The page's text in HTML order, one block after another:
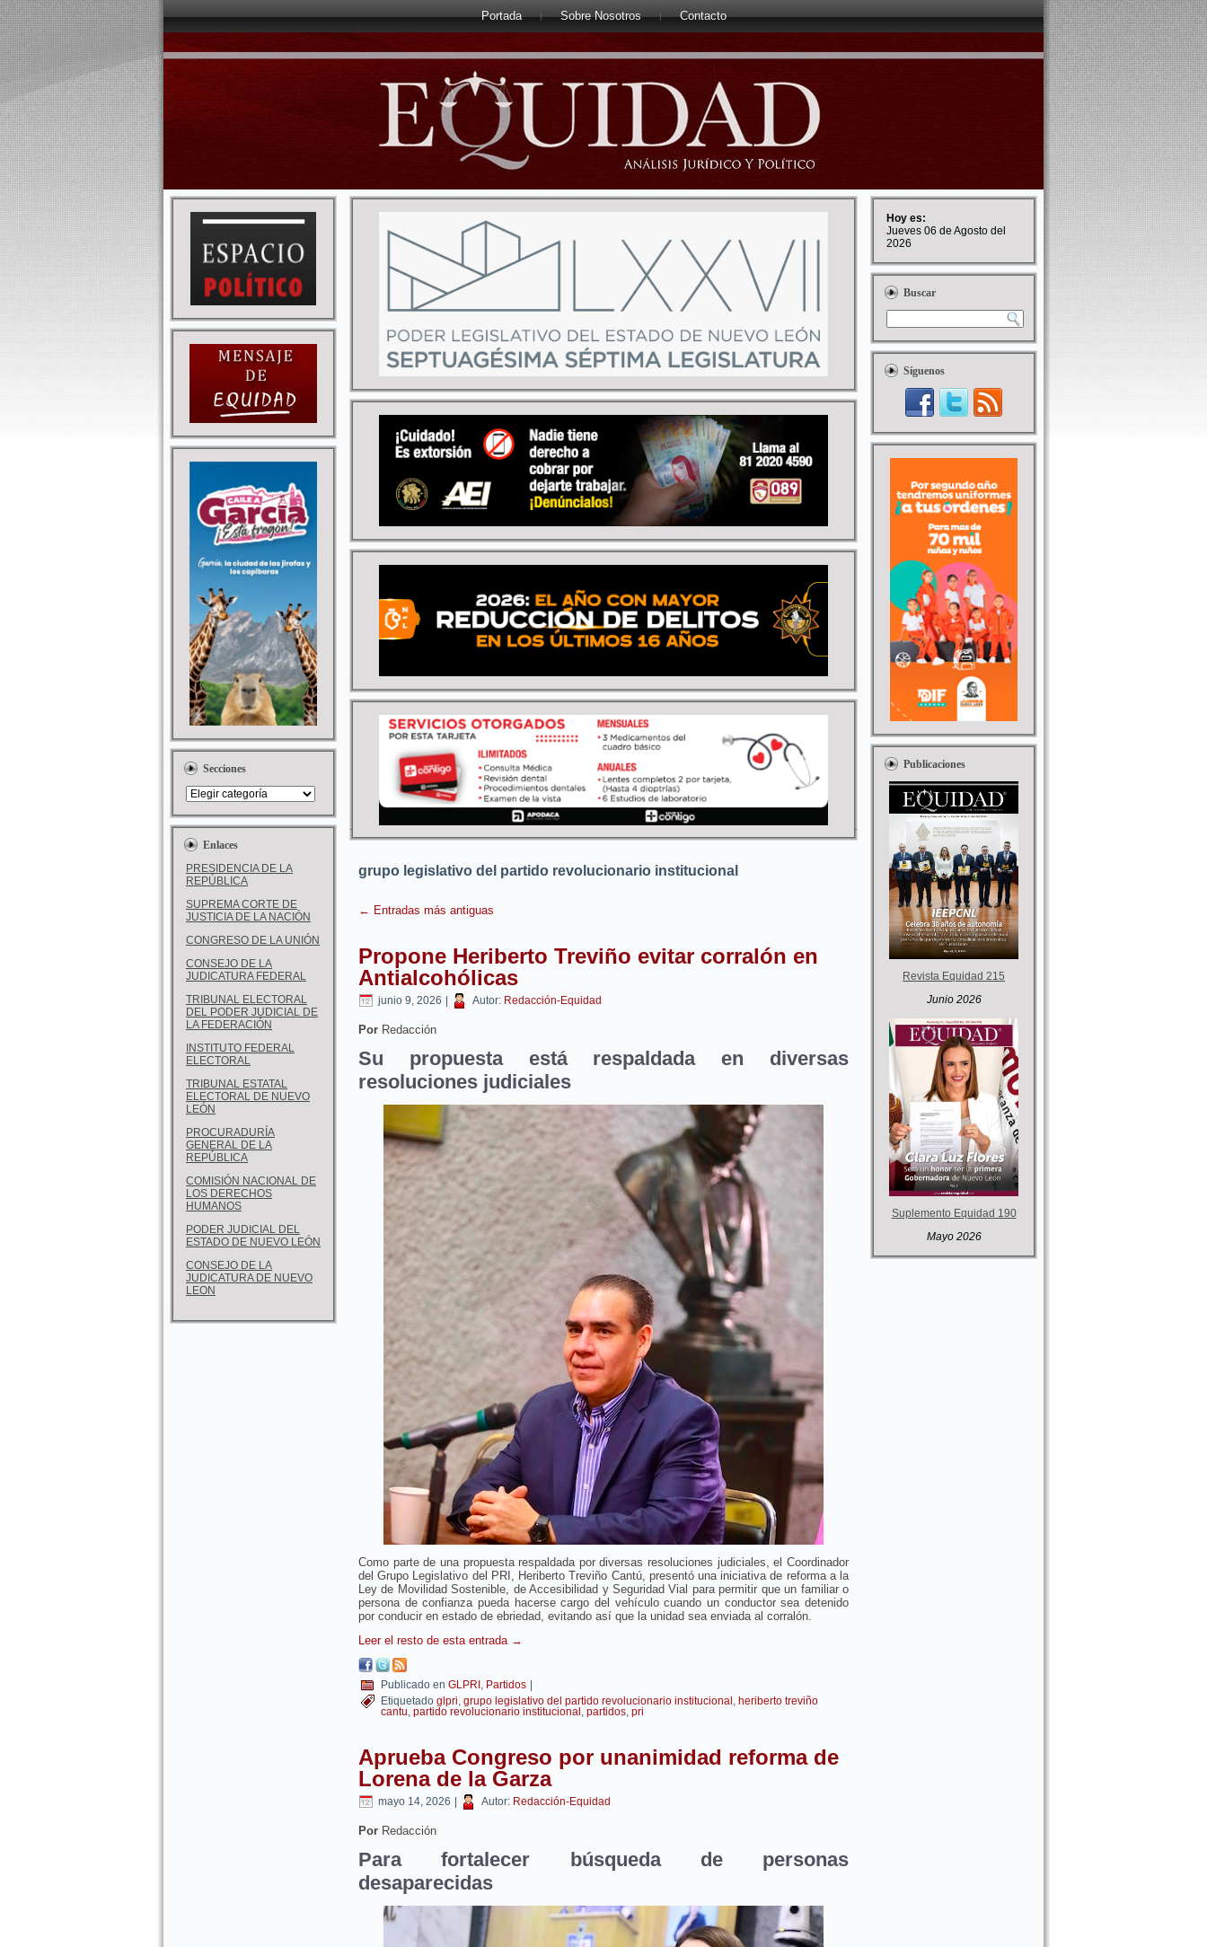
Portada Sobre Nosotros Contacto
Secciones
Enlaces
PRESIDENCIA DE LA
REPÚBLICA
SUPREMA CORTE DE
JUSTICIA DE LA NACIÓN
CONGRESO DE LA UNIÓN
CONSEJO DE LA
JUDICATURA FEDERAL
TRIBUNAL ELECTORAL
DEL PODER JUDICIAL DE
LA FEDERACIÓN
INSTITUTO FEDERAL
ELECTORAL
TRIBUNAL ESTATAL
ELECTORAL DE NUEVO
LEÓN
PROCURADURÍA
GENERAL DE LA
REPÚBLICA
COMISIÓN NACIONAL DE
LOS DERECHOS
HUMANOS
PODER JUDICIAL DEL
ESTADO DE NUEVO LEÓN
CONSEJO DE LA
JUDICATURA DE NUEVO
LEON
grupo legislativo del partido revolucionario institucional
← Entradas más antiguas
Propone Heriberto Treviño evitar corralón en
Antialcohólicas
junio 9, 2026 Autor: Redacción-Equidad
Por Redacción
Su propuesta está respaldada en diversas
resoluciones judiciales
Como parte de una propuesta respaldada por diversas resoluciones judiciales, el Coordinador
del Grupo Legislativo del PRI, Heriberto Treviño Cantú, presentó una iniciativa de reforma a la
Ley de Movilidad Sostenible, de Accesibilidad y Seguridad Vial para permitir que un familiar o
persona de confianza pueda hacerse cargo del vehículo cuando un conductor sea detenido
por conducir en estado de ebriedad, evitando así que la unidad sea enviada al corralón.
Leer el resto de esta entrada →
Publicado en GLPRI , Partidos
Etiquetado glpri, grupo legislativo del partido revolucionario institucional , heriberto treviño
cantu, partido revolucionario institucional , partidos, pri
Aprueba Congreso por unanimidad reforma de
Lorena de la Garza
mayo 14, 2026 Autor: Redacción-Equidad
Por Redacción
Para fortalecer búsqueda de personas
desaparecidas
Hoy es:
Jueves 06 de Agosto del
2026
Buscar
Síguenos
Publicaciones
Revista Equidad 215
Junio 2026
Suplemento Equidad 190
Mayo 2026